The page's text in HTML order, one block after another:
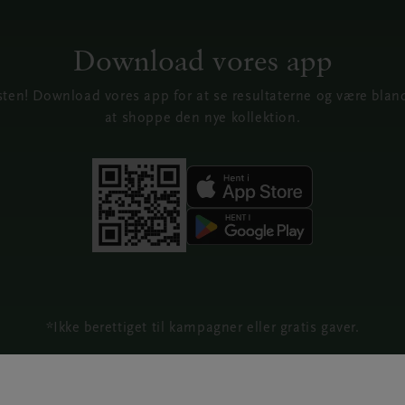
Download vores app
Download vores app for at se resultaterne og være
at shoppe den nye kollektion.
*Ikke berettiget til kampagner eller gratis gaver.